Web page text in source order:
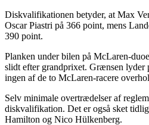
Diskvalifikationen betyder, at Max
Oscar Piastri på 366 point, mens
390 point.
Planken under bilen på McLaren-
slidt efter grandprixet. Grænsen lyder
ingen af de to McLaren-racere
Selv minimale overtrædelser af
diskvalifikation. Det er også sket
Hamilton og Nico Hülkenberg.